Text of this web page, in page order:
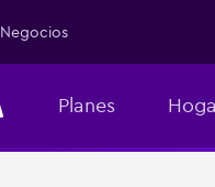
Negocios
Planes